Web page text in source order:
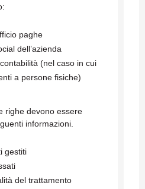
paghe
dell’azienda
(nel caso in cui
a persone fisiche)
righe devono essere
informazioni.
gestiti
del trattamento